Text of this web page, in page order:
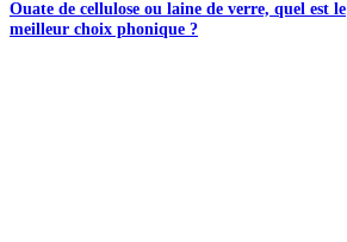
Ouate de cellulose ou laine de verre, quel est le
meilleur choix phonique ?